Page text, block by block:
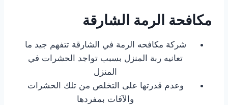
مكافحة الرمة الشارقة
شركة مكافحه الرمة في الشارقة تتفهم جيد ما
تعانيه ربة المنزل بسبب تواجد الحشرات في
المنزل
وعدم قدرتها على التخلص من تلك الحشرات
والآفات بمفردها